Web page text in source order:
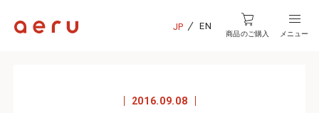
JP EN
商品のご購入 メニュー
2016.09.08